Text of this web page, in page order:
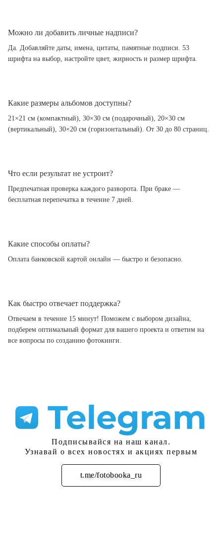
Можно ли добавить личные надписи?
Да. Добавляйте даты, имена, цитаты, памятные подписи. 53
шрифта на выбор, настройте цвет, жирность и размер шрифта.
Какие размеры альбомов доступны?
21×21 см (компактный), 30×30 см (подарочный), 20×30 см
(вертикальный), 30×20 см (горизонтальный). От 30 до 80 страниц.
Что если результат не устроит?
Предпечатная проверка каждого разворота. При браке —
бесплатная перепечатка в течение 7 дней.
Какие способы оплаты?
Оплата банковской картой онлайн — быстро и безопасно.
Как быстро отвечает поддержка?
Отвечаем в течение 15 минут! Поможем с выбором дизайна,
подберем оптимальный формат для вашего проекта и ответим на
все вопросы по созданию фотокниги.
Подписывайся на наш канал.
Узнавай о всех новостях и акциях первым
t.me/fotobooka_ru
Подписаться